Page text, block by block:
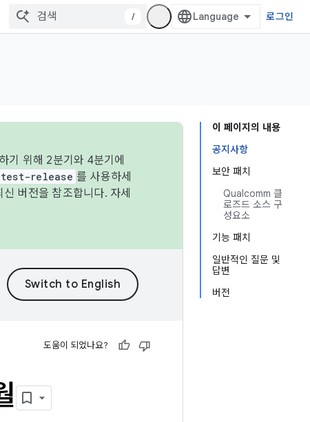
/ 로그인
이 페이지의 내용
공지사항
보안 패치
Qualcomm 클
로즈드 소스 구
성요소
기능 패치
일반적인 질문 및
답변
버전
기 위해 2분기와 4분기에
release 를 사용하세
버전을 참조합니다. 자세
도움이 되었나요?